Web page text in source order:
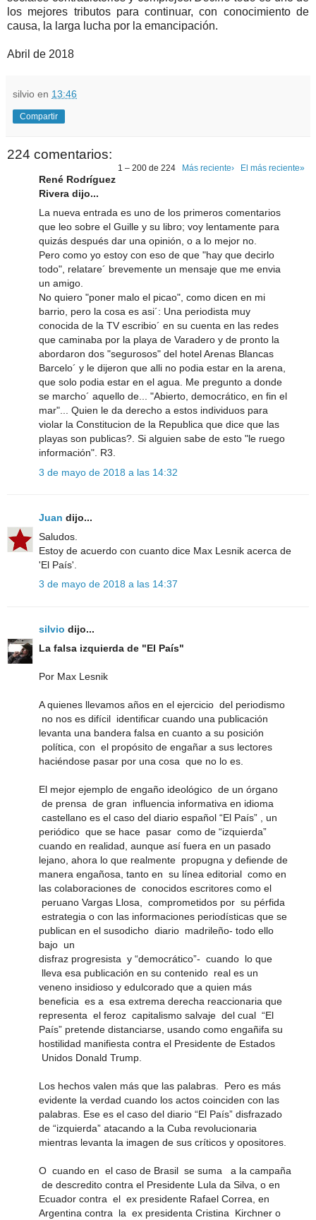
los mejores tributos para continuar, con conocimiento de
causa, la larga lucha por la emancipación.
Abril de 2018
silvio en 13:46
Compartir
224 comentarios:
1 – 200 de 224 Más reciente› El más reciente»
René Rodríguez
Rivera dijo...
La nueva entrada es uno de los primeros comentarios
que leo sobre el Guille y su libro; voy lentamente para
quizás después dar una opinión, o a lo mejor no.
Pero como yo estoy con eso de que "hay que decirlo
todo", relatare´ brevemente un mensaje que me envia
un amigo.
No quiero "poner malo el picao", como dicen en mi
barrio, pero la cosa es asi´: Una periodista muy
conocida de la TV escribio´ en su cuenta en las redes
que caminaba por la playa de Varadero y de pronto la
abordaron dos "segurosos" del hotel Arenas Blancas
Barcelo´ y le dijeron que alli no podia estar en la arena,
que solo podia estar en el agua. Me pregunto a donde
se marcho´ aquello de... "Abierto, democrático, en fin el
mar"... Quien le da derecho a estos individuos para
violar la Constitucion de la Republica que dice que las
playas son publicas?. Si alguien sabe de esto "le ruego
información". R3.
3 de mayo de 2018 a las 14:32
Juan dijo...
Saludos.
Estoy de acuerdo con cuanto dice Max Lesnik acerca de
'El País'.
3 de mayo de 2018 a las 14:37
silvio dijo...
La falsa izquierda de "El País"
Por Max Lesnik
A quienes llevamos años en el ejercicio del periodismo
no nos es difícil identificar cuando una publicación
levanta una bandera falsa en cuanto a su posición
política, con el propósito de engañar a sus lectores
haciéndose pasar por una cosa que no lo es.
El mejor ejemplo de engaño ideológico de un órgano
de prensa de gran influencia informativa en idioma
castellano es el caso del diario español “El País” , un
periódico que se hace pasar como de “izquierda”
cuando en realidad, aunque así fuera en un pasado
lejano, ahora lo que realmente propugna y defiende de
manera engañosa, tanto en su línea editorial como en
las colaboraciones de conocidos escritores como el
peruano Vargas Llosa, comprometidos por su pérfida
estrategia o con las informaciones periodísticas que se
publican en el susodicho diario madrileño- todo ello
bajo un
disfraz progresista y “democrático”- cuando lo que
lleva esa publicación en su contenido real es un
veneno insidioso y edulcorado que a quien más
beneficia es a esa extrema derecha reaccionaria que
representa el feroz capitalismo salvaje del cual “El
País” pretende distanciarse, usando como engañifa su
hostilidad manifiesta contra el Presidente de Estados
Unidos Donald Trump.
Los hechos valen más que las palabras. Pero es más
evidente la verdad cuando los actos coinciden con las
palabras. Ese es el caso del diario “El País” disfrazado
de “izquierda” atacando a la Cuba revolucionaria
mientras levanta la imagen de sus críticos y opositores.
O cuando en el caso de Brasil se suma a la campaña
de descredito contra el Presidente Lula da Silva, o en
Ecuador contra el ex presidente Rafael Correa, en
Argentina contra la ex presidenta Cristina Kirchner o